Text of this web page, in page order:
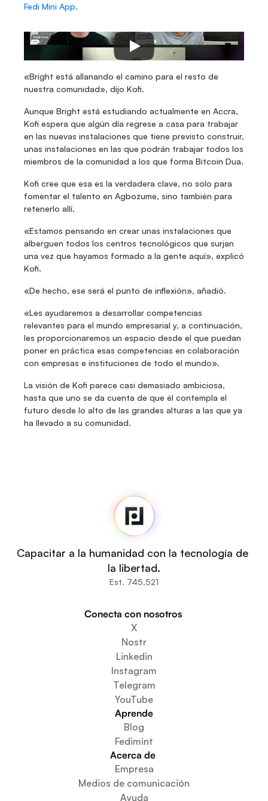
Fedi Mini App.
«Bright está allanando el camino para el resto de
nuestra comunidad», dijo Kofi.
Aunque Bright está estudiando actualmente en Accra,
Kofi espera que algún día regrese a casa para trabajar
en las nuevas instalaciones que tiene previsto construir,
unas instalaciones en las que podrán trabajar todos los
miembros de la comunidad a los que forma Bitcoin Dua.
Kofi cree que esa es la verdadera clave, no solo para
fomentar el talento en Agbozume, sino también para
retenerlo allí.
«Estamos pensando en crear unas instalaciones que
alberguen todos los centros tecnológicos que surjan
una vez que hayamos formado a la gente aquí», explicó
Kofi.
«De hecho, ese será el punto de inflexión», añadió.
«Les ayudaremos a desarrollar competencias
relevantes para el mundo empresarial y, a continuación,
les proporcionaremos un espacio desde el que puedan
poner en práctica esas competencias en colaboración
con empresas e instituciones de todo el mundo».
La visión de Kofi parece casi demasiado ambiciosa,
hasta que uno se da cuenta de que él contempla el
futuro desde lo alto de las grandes alturas a las que ya
ha llevado a su comunidad.
Noticias
Código fuente
Fedi For
Tú
Comunidades
Organizaciones
Descargar la aplicación
Crear un espacio comunitario
Crear un servicio de monedero
Servicio de configuración de la federación
Explora las miniaplicaciones
Capacitar a la humanidad con la tecnología de
la libertad.
Est. 745,521
Conecta con nosotros
X
Nostr
Linkedin
Instagram
Telegram
YouTube
Aprende
Blog
Fedimint
Acerca de
Empresa
Medios de comunicación
Ayuda